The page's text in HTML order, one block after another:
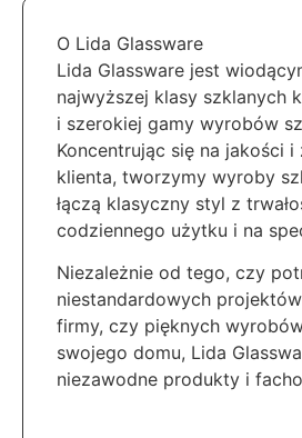
O Lida Glassware
Lida Glassware jest
najwyższej klasy szklanych
i szerokiej gamy wyrobów
Koncentrując się na jakości i
klienta, tworzymy wyroby
łączą klasyczny styl z
codziennego użytku i na
Niezależnie od tego, czy
niestandardowych
firmy, czy pięknych
swojego domu, Lida
niezawodne produkty i